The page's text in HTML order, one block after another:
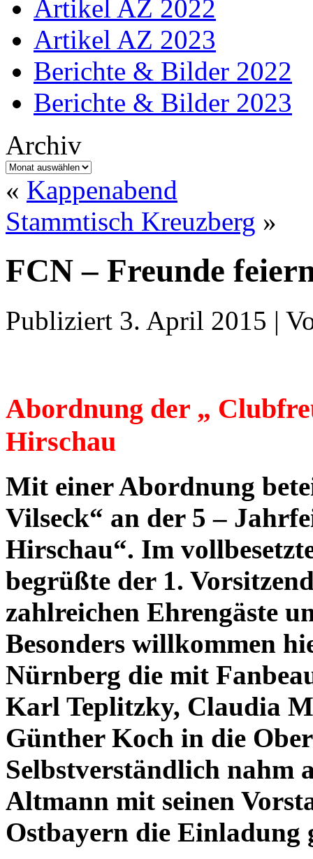
Artikel AZ 2022
Artikel AZ 2023
Berichte & Bilder 2022
Berichte & Bilder 2023
Archiv
Archiv
« Kappenabend
Stammtisch Kreuzberg »
FCN – Freunde
Publiziert 3. April 2015 |
Abordnung der „
Hirschau
Mit einer Abordnung
Vilseck“ an der 5 –
Hirschau“. Im
begrüßte der 1.
zahlreichen Ehrengäste
Besonders willkommen
Nürnberg die mit
Karl Teplitzky, Claudia
Günther Koch in die
Selbstverständlich nahm
Altmann mit seinen
Ostbayern die Einladung